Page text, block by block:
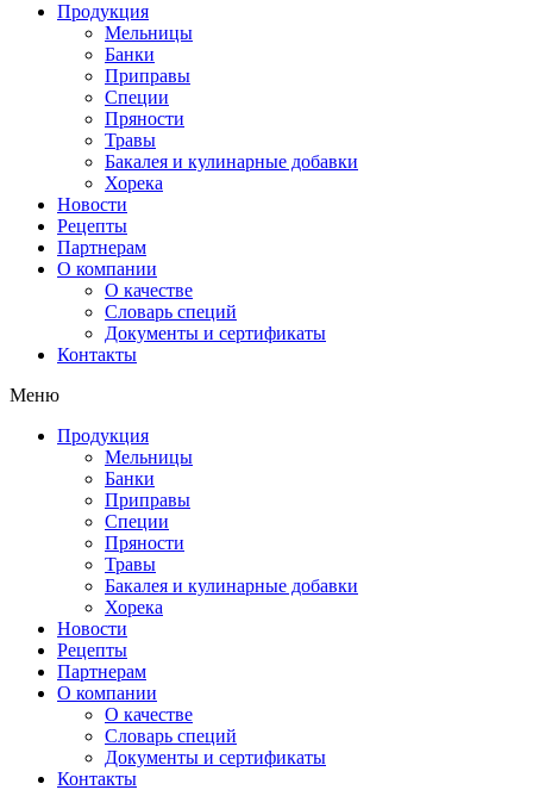
Продукция
Мельницы
Банки
Приправы
Специи
Пряности
Травы
Бакалея и кулинарные добавки
Хорека
Новости
Рецепты
Партнерам
О компании
О качестве
Словарь специй
Документы и сертификаты
Контакты
Меню
Продукция
Мельницы
Банки
Приправы
Специи
Пряности
Травы
Бакалея и кулинарные добавки
Хорека
Новости
Рецепты
Партнерам
О компании
О качестве
Словарь специй
Документы и сертификаты
Контакты